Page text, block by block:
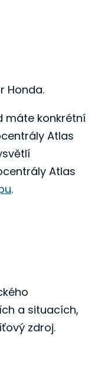
Honda.
máte konkrétní
Atlas
Atlas
.
a situacích,
zdroj.